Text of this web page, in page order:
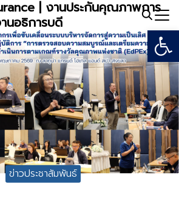
| งานประกันคุณภาพการ
นอธิการบดี
ข่าวประชาสัมพันธ์